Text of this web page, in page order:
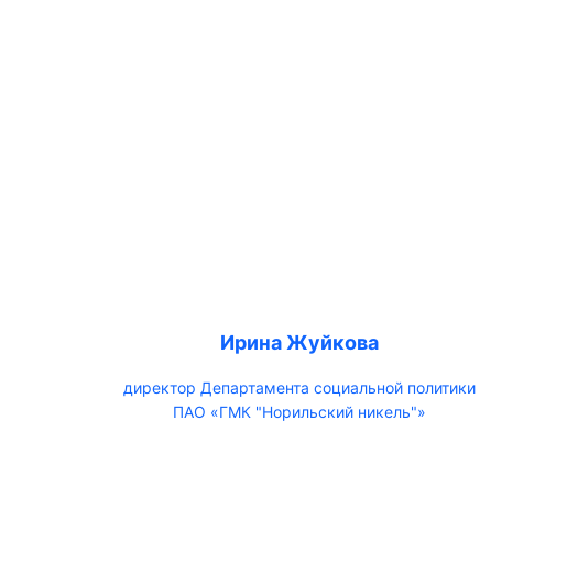
Ирина Жуйкова
директор Департамента социальной политики
ПАО «ГМК "Норильский никель"»